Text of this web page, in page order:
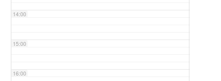
14:00
15:00
16:00